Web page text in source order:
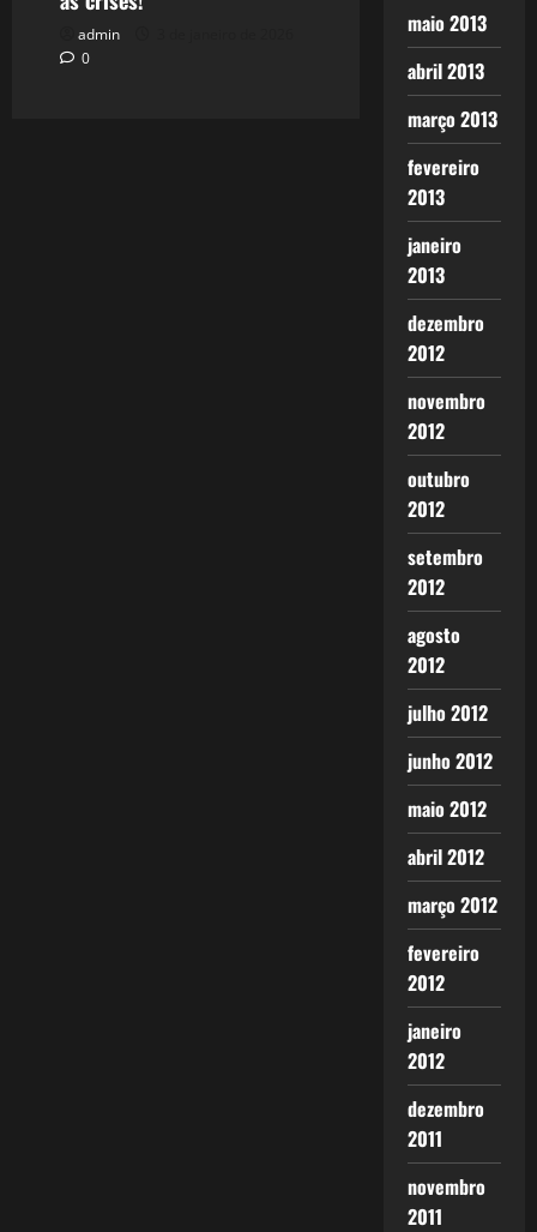
admin
0
maio 2013
abril 2013
março 2013
fevereiro
2013
janeiro
2013
dezembro
2012
novembro
2012
outubro
2012
setembro
2012
agosto
2012
julho 2012
junho 2012
maio 2012
abril 2012
março 2012
fevereiro
2012
janeiro
2012
dezembro
2011
novembro
2011